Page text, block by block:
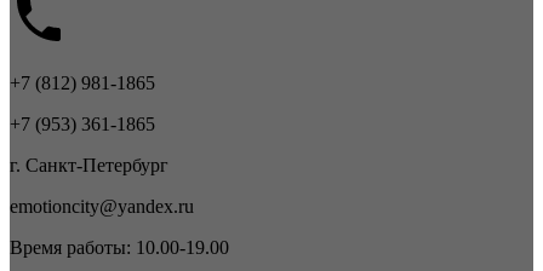
+7 (812) 981-1865
+7 (953) 361-1865
г. Санкт-Петербург
emotioncity@yandex.ru
Время работы: 10.00-19.00